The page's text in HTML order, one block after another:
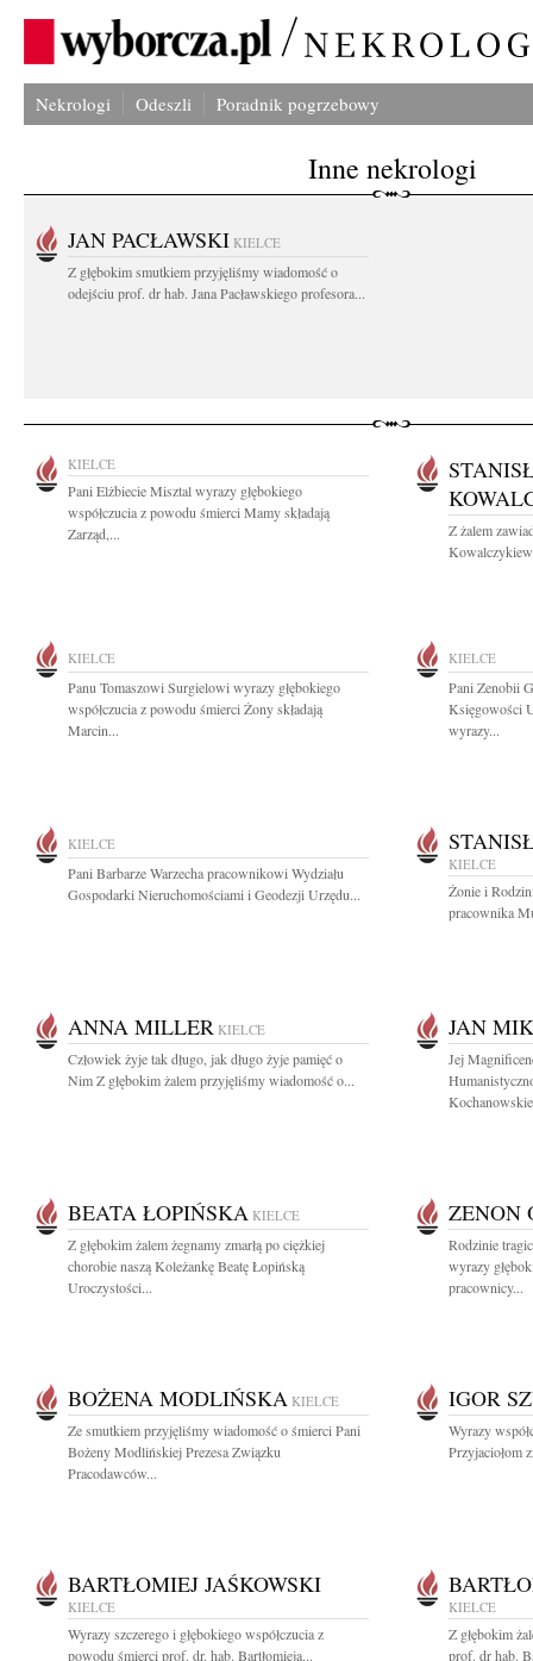
Nekrologi Odeszli Poradnik pogrzebowy
Inne nekrologi
JAN PACŁAWSKI KIELCE
Z głębokim smutkiem przyjęliśmy wiadomość o
odejściu prof. dr hab. Jana Pacławskiego profesora...
KIELCE
Pani Elżbiecie Misztal wyrazy głębokiego
współczucia z powodu śmierci Mamy składają
Zarząd,...
Z żalem
KIELCE
Panu Tomaszowi Surgielowi wyrazy głębokiego
współczucia z powodu śmierci Żony składają
Marcin...
KIELCE
Pani Zenobii
Księgowości
wyrazy...
KIELCE
Pani Barbarze Warzecha pracownikowi Wydziału
Gospodarki Nieruchomościami i Geodezji Urzędu...
KIELCE
Żonie i
pracownika
ANNA MILLER KIELCE
Człowiek żyje tak długo, jak długo żyje pamięć o
Nim Z głębokim żalem przyjęliśmy wiadomość o...
JAN
Jej
BEATA ŁOPIŃSKA KIELCE
Z głębokim żalem żegnamy zmarłą po ciężkiej
chorobie naszą Koleżankę Beatę Łopińską
Uroczystości...
ZENON
Rodzinie
wyrazy
pracownicy...
BOŻENA MODLIŃSKA KIELCE
Ze smutkiem przyjęliśmy wiadomość o śmierci Pani
Bożeny Modlińskiej Prezesa Związku
Pracodawców...
IGOR
Wyrazy
Przyjaciołom
BARTŁOMIEJ JAŚKOWSKI
KIELCE
Wyrazy szczerego i głębokiego współczucia z
powodu śmierci prof. dr. hab. Bartłomieja...
KIELCE
Z głębokim
prof. dr hab.